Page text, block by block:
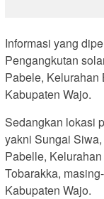
Informasi yang
Pengangkutan
Pabele, Kelurahan
Kabupaten Wajo.
Sedangkan lokasi
yakni Sungai
Pabelle,
Tobarakka,
Kabupaten Wajo.